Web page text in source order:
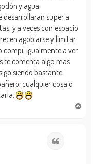
y agua
desarrollaran super a
y a veces con espacio
agobiarse y limitar
compi, igualmente a ver
te comenta algo mas
siendo bastante
cualquier cosa o